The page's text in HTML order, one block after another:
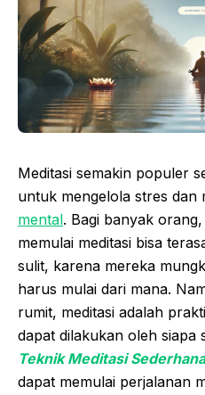
Meditasi semakin populer
untuk mengelola stres dan
mental. Bagi banyak
memulai meditasi bisa
sulit, karena mereka
harus mulai dari mana.
rumit, meditasi adalah
dapat dilakukan oleh siapa
Teknik Meditasi
dapat memulai perjalanan